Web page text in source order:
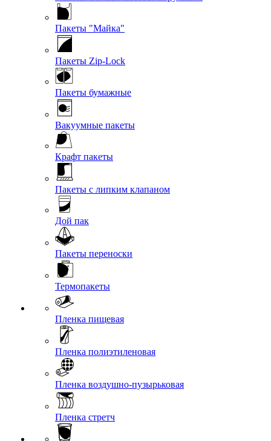
Пакеты "Майка"
Пакеты Zip-Lock
Пакеты бумажные
Вакуумные пакеты
Крафт пакеты
Пакеты с липким клапаном
Дой пак
Пакеты переноски
Термопакеты
Пленка пищевая
Пленка полиэтиленовая
Пленка воздушно-пузырьковая
Пленка стретч